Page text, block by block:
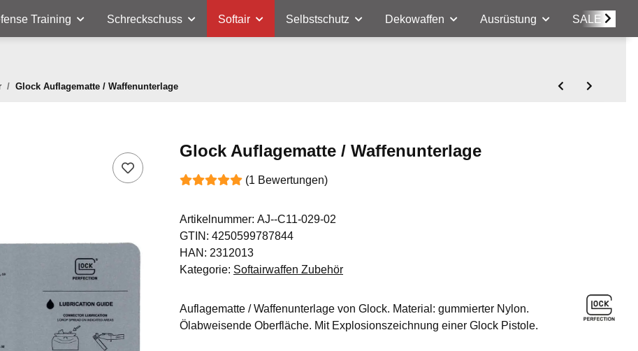
Training Schreckschuss Softair Selbstschutz Dekowaffen Ausrüstung SALE
Glock Auflagematte / Waffenunterlage
Glock Auflagematte / Waffenunterlage
(1 Bewertungen)
Artikelnummer: AJ--C11-029-02
GTIN: 4250599787844
HAN: 2312013
Kategorie: Softairwaffen Zubehör
Auflagematte / Waffenunterlage von Glock. Material: gummierter Nylon.
Ölabweisende Oberfläche. Mit Explosionszeichnung einer Glock Pistole.